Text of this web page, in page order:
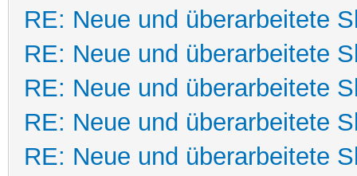
RE: Neue und überarbeitete
RE: Neue und überarbeitete
RE: Neue und überarbeitete
RE: Neue und überarbeitete
RE: Neue und überarbeitete